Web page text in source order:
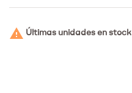
 Últimas unidades en stock